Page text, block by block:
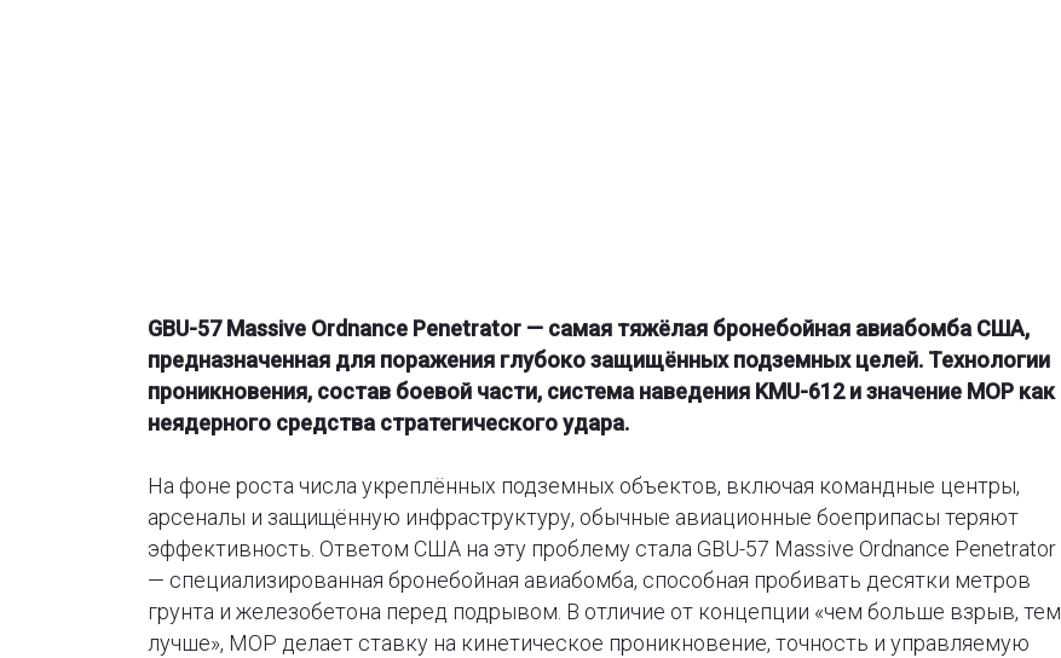
GBU-57 Massive Ordnance Penetrator — самая тяжёлая бронебойная авиабомба США,
предназначенная для поражения глубоко защищённых подземных целей. Технологии
проникновения, состав боевой части, система наведения KMU-612 и значение MOP как
неядерного средства стратегического удара.
На фоне роста числа укреплённых подземных объектов, включая командные центры,
арсеналы и защищённую инфраструктуру, обычные авиационные боеприпасы теряют
эффективность. Ответом США на эту проблему стала GBU-57 Massive Ordnance Penetrator
— специализированная бронебойная авиабомба, способная пробивать десятки метров
грунта и железобетона перед подрывом. В отличие от концепции «чем больше взрыв, тем
лучше», MOP делает ставку на кинетическое проникновение, точность и управляемую